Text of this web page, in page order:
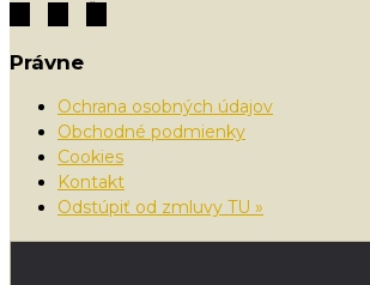
Právne
Ochrana osobných údajov
Obchodné podmienky
Cookies
Kontakt
Odstúpiť od zmluvy TU »